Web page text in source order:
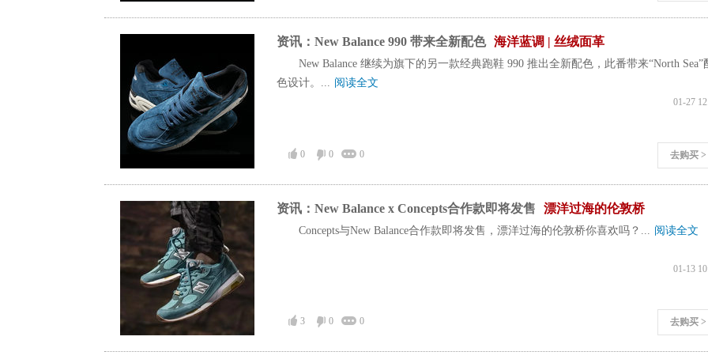
资讯：New Balance 990 带来全新配色 海洋蓝调 | 丝绒面革
New Balance 继续为旗下的另一款经典跑鞋 990 推出全新配色，此番带来“North Sea”
色设计。... 阅读全文
01-27
去购买 >
0 0 0
资讯：New Balance x Concepts合作款即将发售 漂洋过海的伦敦桥
Concepts与New Balance合作款即将发售，漂洋过海的伦敦桥你喜欢吗？... 阅读全文
01-13
去购买 >
3 0 0